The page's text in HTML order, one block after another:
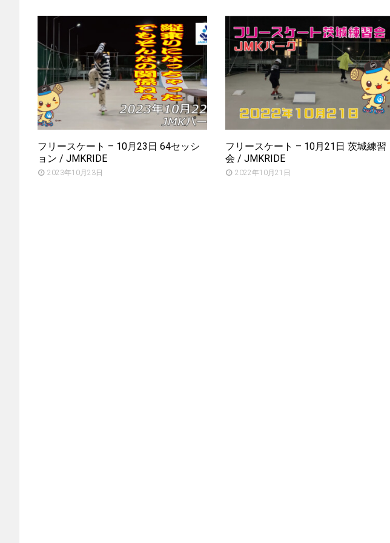
フリースケート – 10月23日 64セッシ
ョン / JMKRIDE
2023年10月23日
フリースケート – 10月21日 茨城練習
会 / JMKRIDE
2022年10月21日